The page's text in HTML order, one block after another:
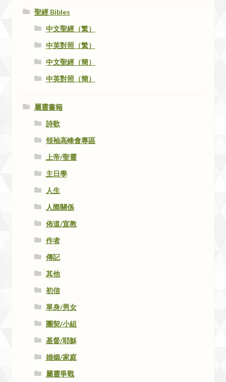
聖經 Bibles
中文聖經（繁）
中英對照（繁）
中文聖經（簡）
中英對照（簡）
屬靈書籍
詩歌
領袖高峰會專區
上帝/聖靈
主日學
人生
人際關係
佈道/宣教
作者
傳記
其他
初信
單身/男女
團契/小組
基督/耶穌
婚姻/家庭
屬靈爭戰